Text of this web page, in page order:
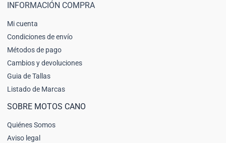
INFORMACIÓN COMPRA
Mi cuenta
Condiciones de envío
Métodos de pago
Cambios y devoluciones
Guia de Tallas
Listado de Marcas
SOBRE MOTOS CANO
Quiénes Somos
Aviso legal